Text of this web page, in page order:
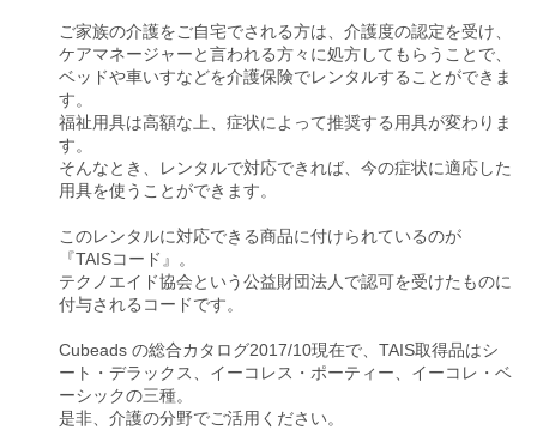
ご家族の介護をご自宅でされる方は、介護度の認定を受け、
ケアマネージャーと言われる方々に処方してもらうことで、
ベッドや車いすなどを介護保険でレンタルすることができま
す。
福祉用具は高額な上、症状によって推奨する用具が変わりま
す。
そんなとき、レンタルで対応できれば、今の症状に適応した
用具を使うことができます。
このレンタルに対応できる商品に付けられているのが
『TAISコード』。
テクノエイド協会という公益財団法人で認可を受けたものに
付与されるコードです。
Cubeads の総合カタログ2017/10現在で、TAIS取得品はシ
ート・デラックス、イーコレス・ポーティー、イーコレ・ベ
ーシックの三種。
是非、介護の分野でご活用ください。